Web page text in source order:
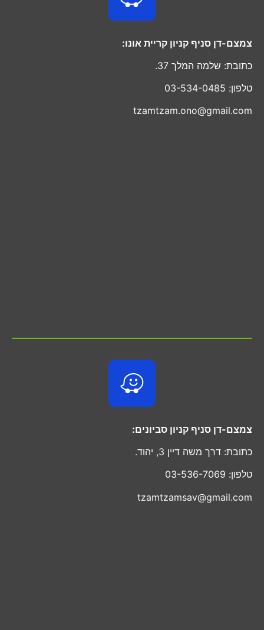
צמצם-דן סניף קניון קריית אונו:
כתובת: שלמה המלך 37.
טלפון: 03-534-0485
tzamtzam.ono@gmail.com
צמצם-דן סניף קניון סביונים:
כתובת: דרך משה דיין 3, יהוד.
טלפון: 03-536-7069
tzamtzamsav@gmail.com